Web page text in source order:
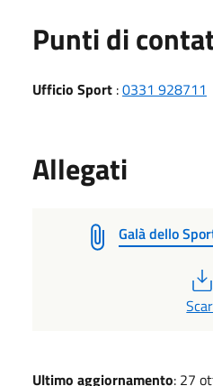
Punti di
Ufficio Sport :0331 928711
Allegati
Galà dello
PDF
Ultimo aggiornamento: 27